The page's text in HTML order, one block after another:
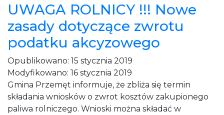
UWAGA ROLNICY !!! Nowe
zasady dotyczące zwrotu
podatku akcyzowego
Opublikowano: 15 stycznia 2019
Modyfikowano: 16 stycznia 2019
Gmina Przemęt informuje, że zbliża się termin
składania wniosków o zwrot kosztów zakupionego
paliwa rolniczego. Wnioski można składać w